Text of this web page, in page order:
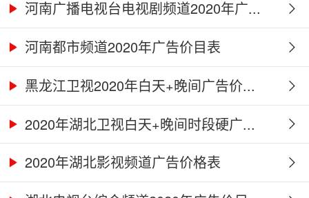
河南广播电视台电视剧频道2020年广...
河南都市频道2020年广告价目表
黑龙江卫视2020年白天+晚间广告价...
2020年湖北卫视白天+晚间时段硬广...
2020年湖北影视频道广告价格表